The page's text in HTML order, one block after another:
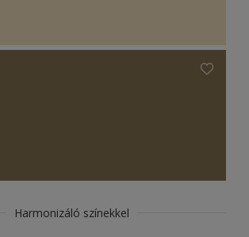
Harmonizáló színekkel